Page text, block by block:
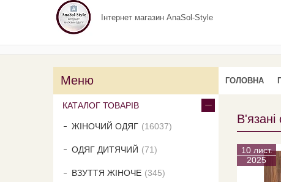
Інтернет магазин AnaSol-Style
ГОЛОВНА
В'язані
10 лист.
2025
КАТАЛОГ ТОВАРІВ
ЖІНОЧИЙ ОДЯГ 16037
ОДЯГ ДИТЯЧИЙ 71
ВЗУТТЯ ЖІНОЧЕ 345